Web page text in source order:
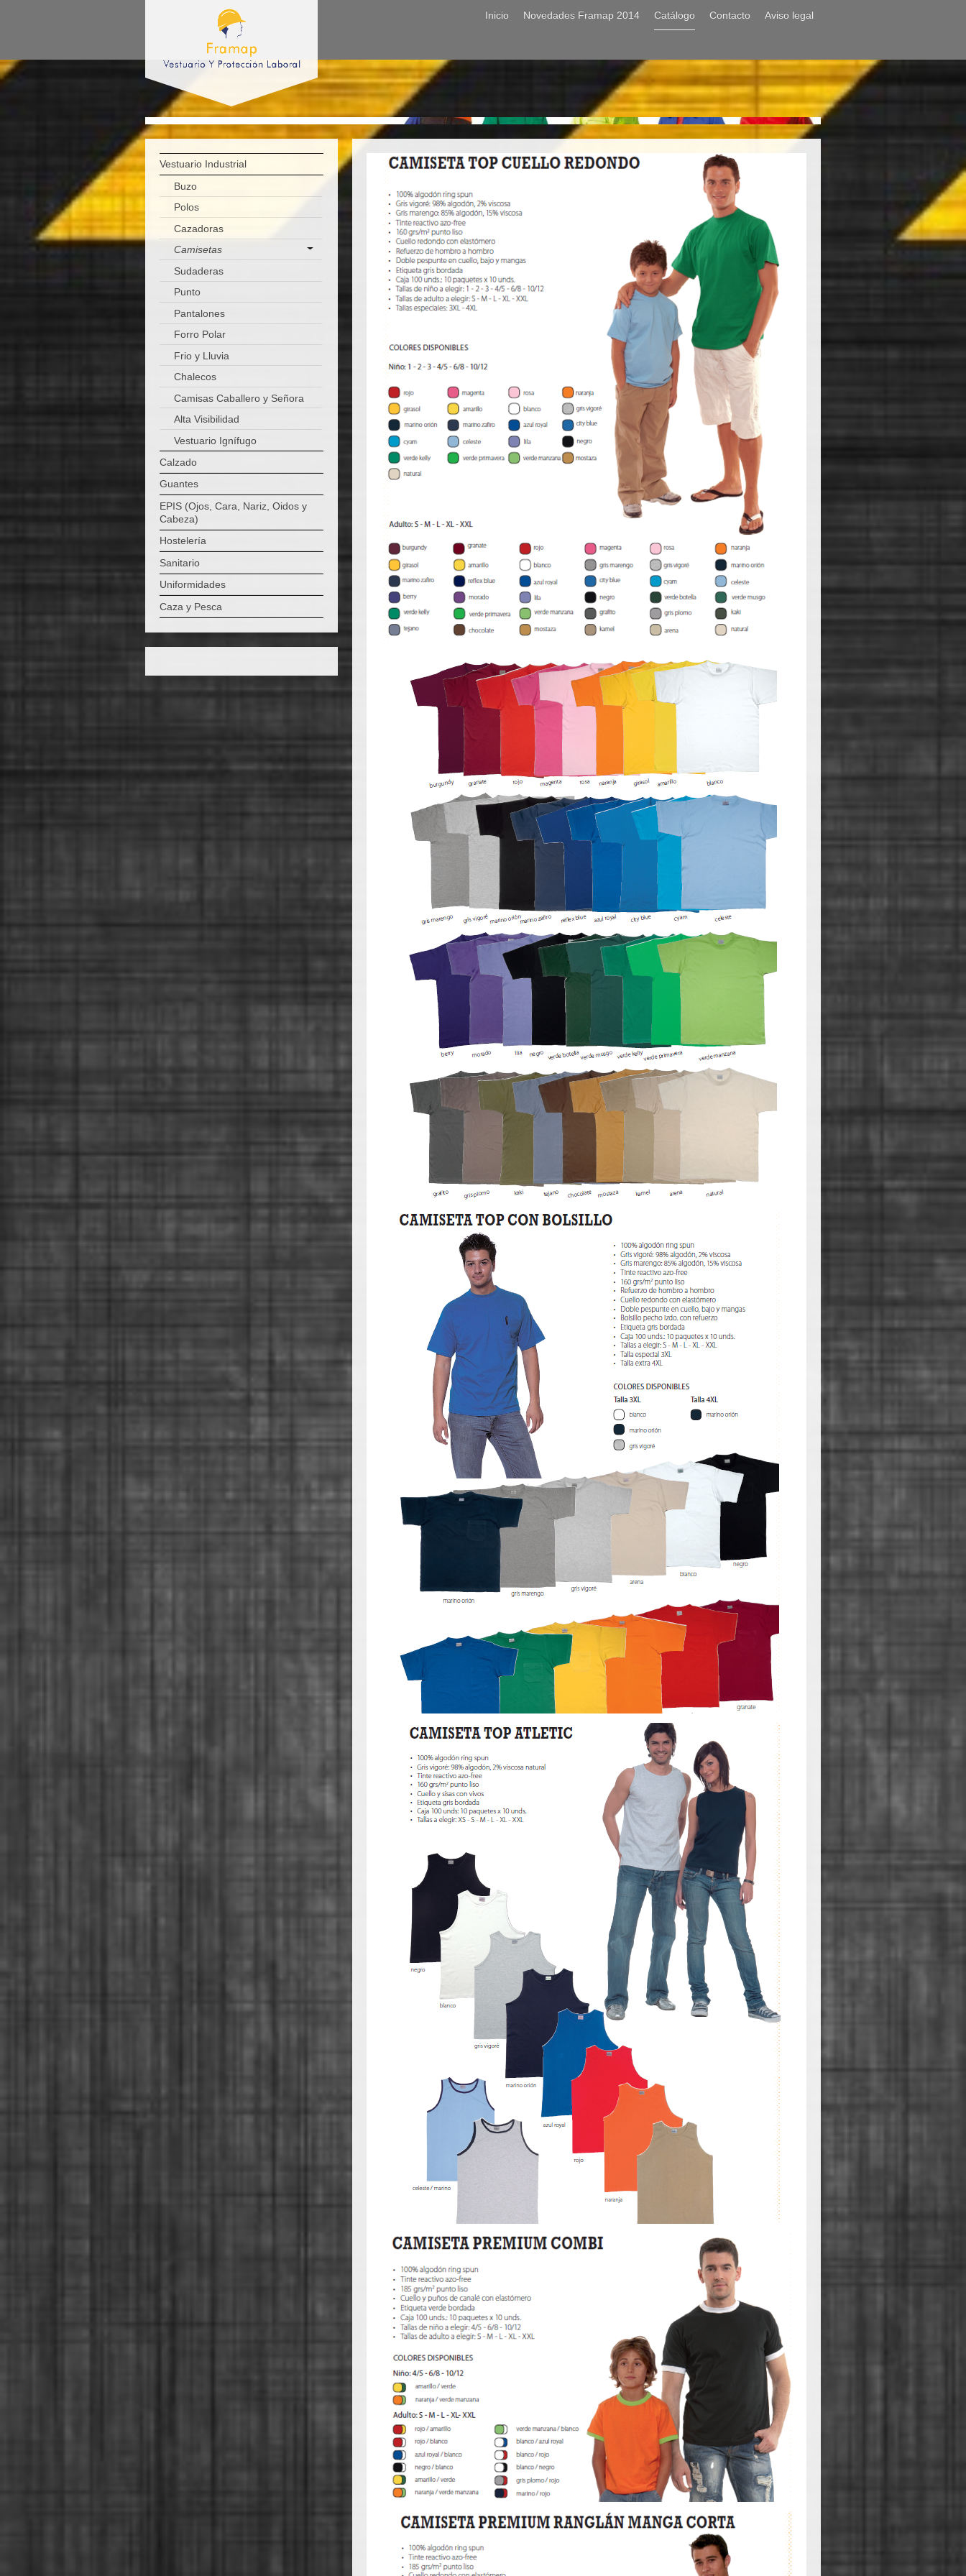
Inicio Novedades Framap 2014 Catálogo Contacto Aviso legal
Vestuario Industrial
Buzo
Polos
Cazadoras
Camisetas
Sudaderas
Punto
Pantalones
Forro Polar
Frio y Lluvia
Chalecos
Camisas Caballero y Señora
Alta Visibilidad
Vestuario Ignífugo
Calzado
Guantes
EPIS (Ojos, Cara, Nariz, Oidos y
Cabeza)
Hostelería
Sanitario
Uniformidades
Caza y Pesca